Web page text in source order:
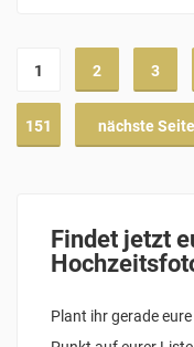
1 2 3
151 nächste Seite
Findet jetzt
Plant ihr gerade